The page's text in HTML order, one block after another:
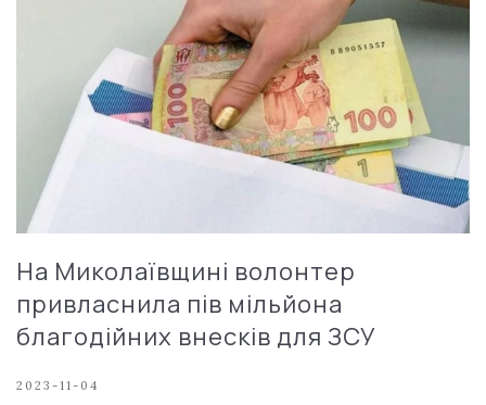
На Миколаївщині волонтер
привласнила пів мільйона
благодійних внесків для ЗСУ
2023-11-04